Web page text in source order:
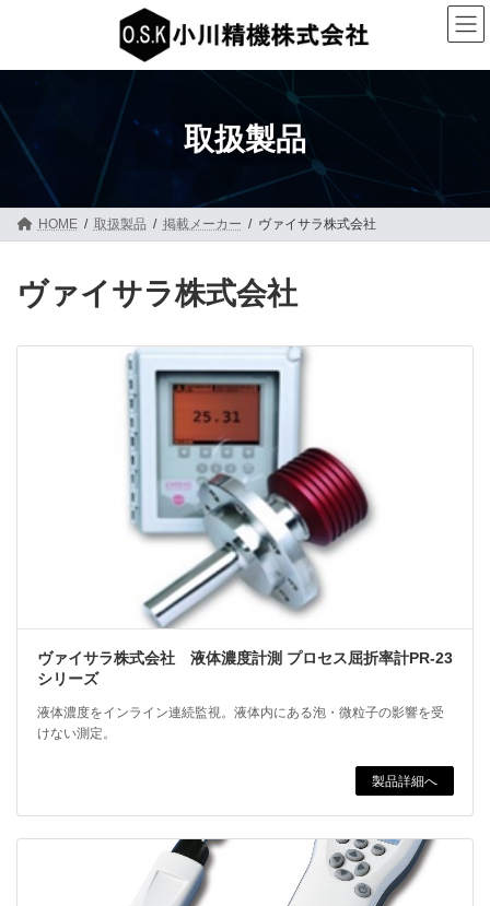
ン
へ
ス
ー
ョ
ン
取扱製品
HOME 取扱製品 掲載メーカー ヴァイサラ株式会社
ヴァイサラ株式会社
ヴァイサラ株式会社 液体濃度計測 プロセス屈折率計PR-23
シリーズ
液体濃度をインライン連続監視。液体内にある泡・微粒子の影響を受
けない測定。
製品詳細へ